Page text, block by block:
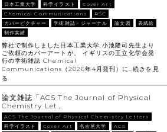
日本工業大学 科学イラスト
Cover Art
Chemical Communications
RSC
カバーピクチャー
学術雑誌・ジャーナル 論文図
表紙絵
制作実績
弊社で制作しました日本工業大学 小池隆司先生より
ご依頼のカバーアートが、 イギリスの王立化学会発
行の学術雑誌 Chemical
Communications（2026年4月発刊）に…続きを見
る
論文雑誌「ACS The Journal of Physical
Chemistry Let…
ACS The Journal of Physical Chemistry Letters
科学イラスト
Cover Art 名古屋大学
ACS